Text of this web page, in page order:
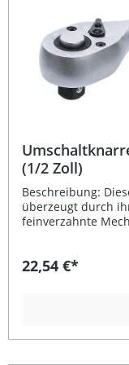
(1/2 Zoll)
Beschreibung:
überzeugt durch
feinverzahnte
schnelles
geformten 2-
Arbeiten. Gefertigt
22,54 €*